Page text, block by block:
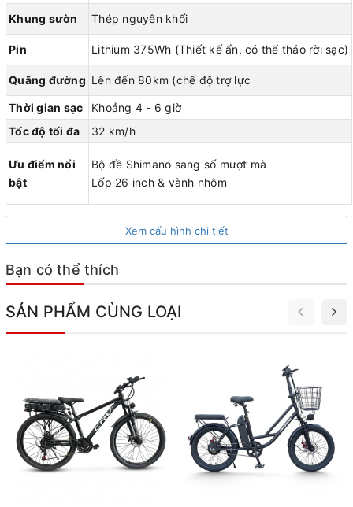
Khung sườn
Thép nguyên khối
Pin Lithium 375Wh (Thiết kế ẩn, có thể tháo rời sạc)
Quãng đường Lên đến 80km (chế độ trợ lực
Thời gian sạc
Khoảng 4 - 6 giờ
Tốc độ tối đa
32 km/h
Ưu điểm nổi
bật
Bộ đề Shimano sang số mượt mà
Lốp 26 inch & vành nhôm
Xem cấu hình chi tiết
Bạn có thể thích
SẢN PHẨM CÙNG LOẠI